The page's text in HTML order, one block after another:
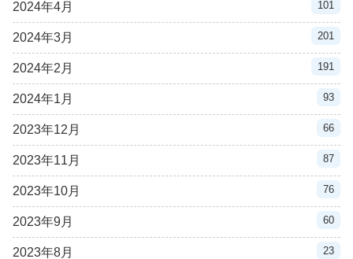
2024年4月 101
2024年3月 201
2024年2月 191
2024年1月 93
2023年12月 66
2023年11月 87
2023年10月 76
2023年9月 60
2023年8月 23